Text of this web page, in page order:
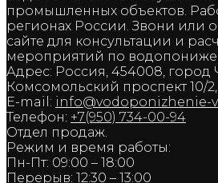
промышленных объектов.
регионах России. Звони или
сайте для консультации и
мероприятий по
Адрес: Россия, 454008, город
Комсомольский проспект 10/
E-mail: info@vodoponizhenie-
Телефон: +7(950) 734-00-94
Отдел продаж.
Режим и время работы:
Пн-Пт: 09:00 – 18:00
Перерыв: 12:30 – 13:00